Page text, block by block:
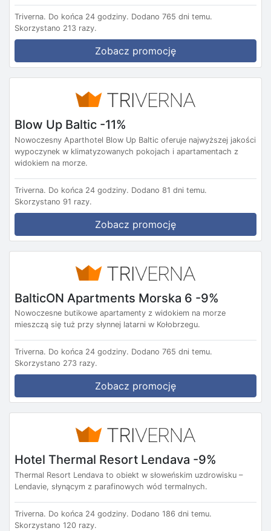
Triverna. Do końca 24 godziny. Dodano 765 dni temu.
Skorzystano 213 razy.
Zobacz promocję
Blow Up Baltic -11%
Nowoczesny Aparthotel Blow Up Baltic oferuje najwyższej jakości
wypoczynek w klimatyzowanych pokojach i apartamentach z
widokiem na morze.
Triverna. Do końca 24 godziny. Dodano 81 dni temu.
Skorzystano 91 razy.
Zobacz promocję
BalticON Apartments Morska 6 -9%
Nowoczesne butikowe apartamenty z widokiem na morze
mieszczą się tuż przy słynnej latarni w Kołobrzegu.
Triverna. Do końca 24 godziny. Dodano 765 dni temu.
Skorzystano 273 razy.
Zobacz promocję
Hotel Thermal Resort Lendava -9%
Thermal Resort Lendava to obiekt w słoweńskim uzdrowisku –
Lendavie, słynącym z parafinowych wód termalnych.
Triverna. Do końca 24 godziny. Dodano 186 dni temu.
Skorzystano 120 razy.